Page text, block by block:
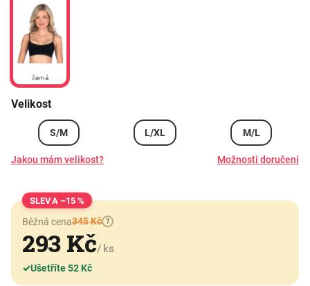
černá
Velikost
S/M L/XL M/L
Jakou mám velikost? Možnosti doručení
–15 %
Běžná cena345 Kč ?
293 Kč/ ks
✓Ušetříte 52 Kč